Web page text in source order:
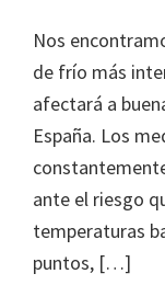
Nos
de frío más
afectará a
España. Los
ante el riesgo
temperaturas
puntos, […]